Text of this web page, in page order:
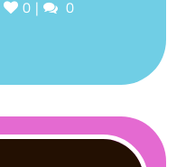
0 0